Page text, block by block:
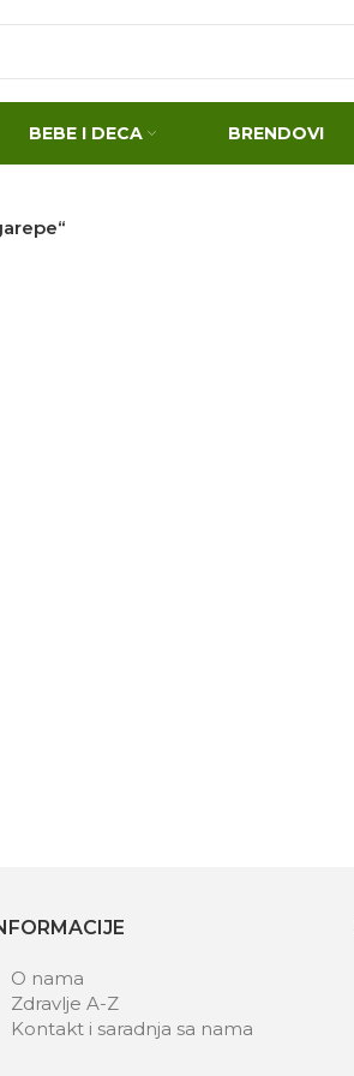
BEBE I DECA BRENDOVI
O nama
Zdravlje A-Z
Kontakt i saradnja sa nama